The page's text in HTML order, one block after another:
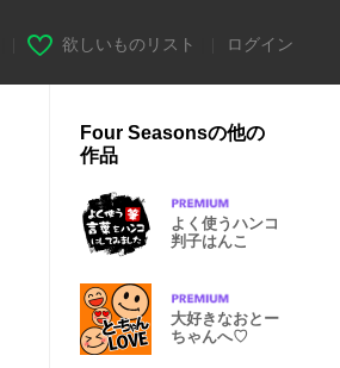
欲しいものリスト ログイン
Four Seasonsの他の
作品
よく使うハンコ
判子はんこ
大好きなおとー
ちゃんへ♡